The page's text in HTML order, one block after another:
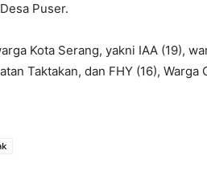
Puser.
Kota Serang, yakni IAA (19),
Taktakan, dan FHY (16), Warga